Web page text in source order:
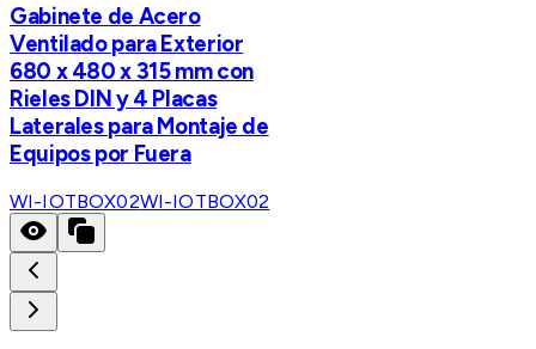
Gabinete de Acero
Ventilado para Exterior
680 x 480 x 315 mm con
Rieles DIN y 4 Placas
Laterales para Montaje de
Equipos por Fuera
WI-IOTBOX02WI-IOTBOX02